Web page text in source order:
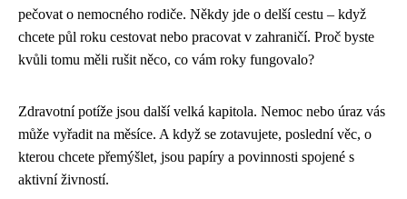
pečovat o nemocného rodiče. Někdy jde o delší cestu – když
chcete půl roku cestovat nebo pracovat v zahraničí. Proč byste
kvůli tomu měli rušit něco, co vám roky fungovalo?
Zdravotní potíže jsou další velká kapitola. Nemoc nebo úraz vás
může vyřadit na měsíce. A když se zotavujete, poslední věc, o
kterou chcete přemýšlet, jsou papíry a povinnosti spojené s
aktivní živností.